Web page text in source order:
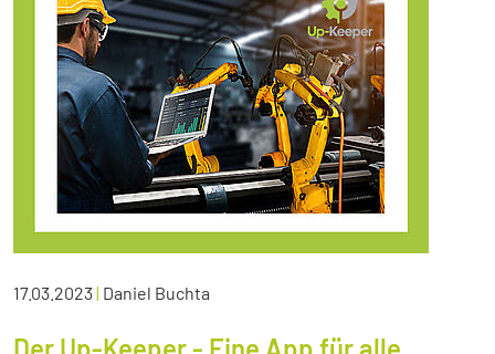
17.03.2023| Daniel Buchta